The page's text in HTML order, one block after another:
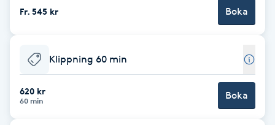
Cryoterapi
Damklippning
Fr. 545 kr Boka
Klippning 60 min
620 kr
60 min Boka